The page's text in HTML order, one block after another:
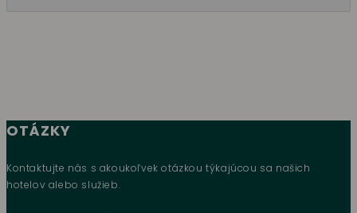
OTÁZKY
Kontaktujte nás s akoukoľvek otázkou týkajúcou sa našich
hotelov alebo služieb.